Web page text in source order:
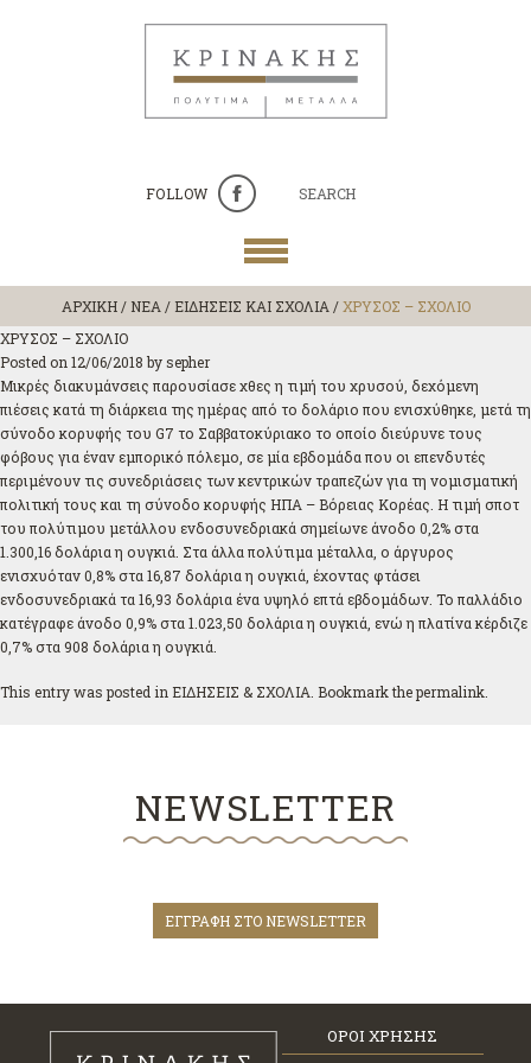
FOLLOW SEARCH
ΑΡΧΙΚΗ/ ΝΕΑ / ΕΙΔΗΣΕΙΣ ΚΑΙ ΣΧΟΛΙΑ /ΧΡΥΣΟΣ – ΣΧΟΛΙΟ
ΧΡΥΣΟΣ – ΣΧΟΛΙΟ
Posted on 12/06/2018 bysepher
Μικρές διακυμάνσεις παρουσίασε χθες η τιμή του χρυσού, δεχόμενη
πιέσεις κατά τη διάρκεια της ημέρας από το δολάριο που ενισχύθηκε, μετά τη
σύνοδο κορυφής του G7 το Σαββατοκύριακο το οποίο διεύρυνε τους
φόβους για έναν εμπορικό πόλεμο, σε μία εβδομάδα που οι επενδυτές
περιμένουν τις συνεδριάσεις των κεντρικών τραπεζών για τη νομισματική
πολιτική τους και τη σύνοδο κορυφής ΗΠΑ – Βόρειας Κορέας. Η τιμή σποτ
του πολύτιμου μετάλλου ενδοσυνεδριακά σημείωνε άνοδο 0,2% στα
1.300,16 δολάρια η ουγκιά. Στα άλλα πολύτιμα μέταλλα, ο άργυρος
ενισχυόταν 0,8% στα 16,87 δολάρια η ουγκιά, έχοντας φτάσει
ενδοσυνεδριακά τα 16,93 δολάρια ένα υψηλό επτά εβδομάδων. Το παλλάδιο
κατέγραφε άνοδο 0,9% στα 1.023,50 δολάρια η ουγκιά, ενώ η πλατίνα κέρδιζε
0,7% στα 908 δολάρια η ουγκιά.
This entry was posted in ΕΙΔΗΣΕΙΣ & ΣΧΟΛΙΑ . Bookmark thepermalink
NEWSLETTER
ΕΓΓΡΑΦΗ ΣΤΟ NEWSLETTER
ΟΡΟΙ ΧΡΗΣΗΣ